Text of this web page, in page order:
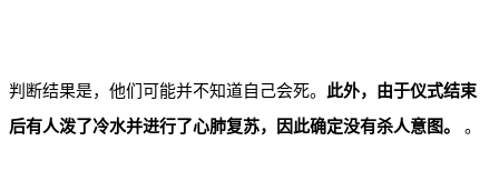
判断结果是，他们可能并不知道自己会死。 此外，由于仪式结束
后有人泼了冷水并进行了心肺复苏，因此确定没有杀人意图。
。